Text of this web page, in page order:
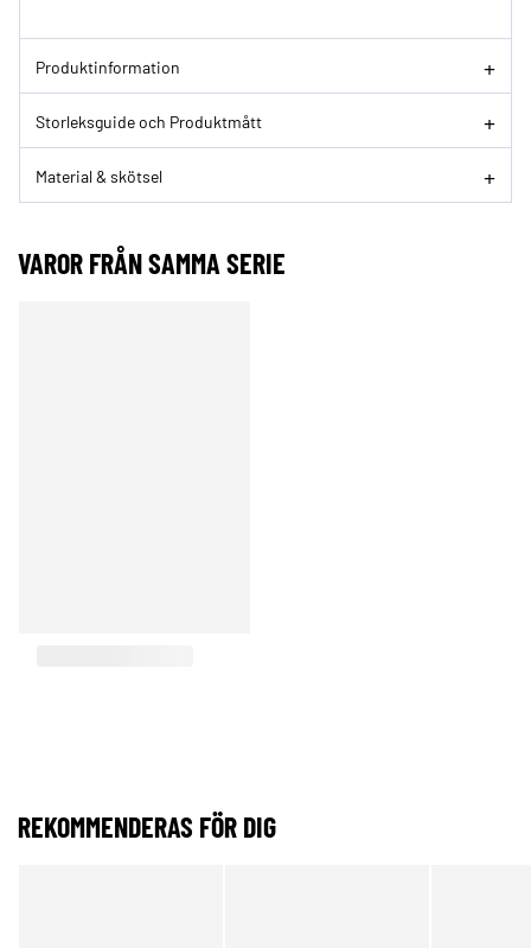
Produktinformation
Storleksguide och Produktmått
Material & skötsel
VAROR FRÅN SAMMA SERIE
REKOMMENDERAS FÖR DIG